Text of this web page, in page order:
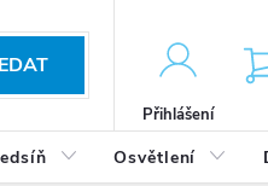
Přihlášení
Osvětlení